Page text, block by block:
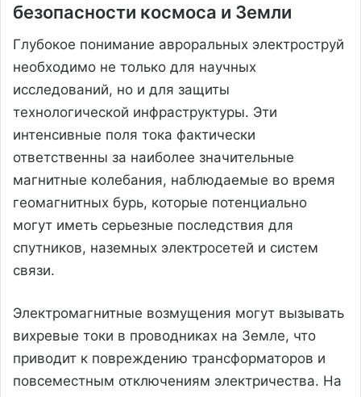
безопасности космоса и Земли
Глубокое понимание авроральных электроструй
необходимо не только для научных
исследований, но и для защиты
технологической инфраструктуры. Эти
интенсивные поля тока фактически
ответственны за наиболее значительные
магнитные колебания, наблюдаемые во время
геомагнитных бурь, которые потенциально
могут иметь серьезные последствия для
спутников, наземных электросетей и систем
связи.
Электромагнитные возмущения могут вызывать
вихревые токи в проводниках на Земле, что
приводит к повреждению трансформаторов и
повсеместным отключениям электричества. На